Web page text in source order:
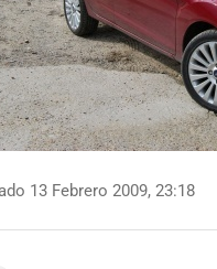
13 Febrero 2009, 23:18